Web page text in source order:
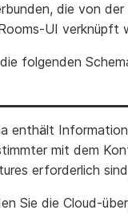
die von der
UI verknüpft
folgenden
enthält
mit dem
erforderlich
Sie die Cloud-